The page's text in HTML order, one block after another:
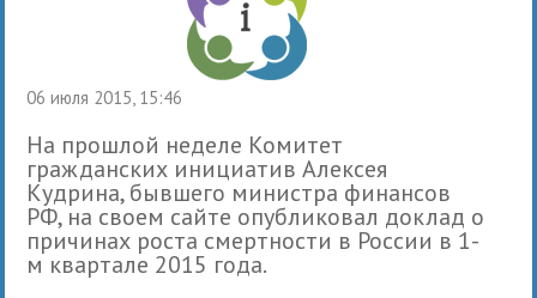
06 июля 2015, 15:46
На прошлой неделе Комитет
гражданских инициатив Алексея
Кудрина, бывшего министра финансов
РФ, на своем сайте опубликовал доклад о
причинах роста смертности в России в 1-
м квартале 2015 года.